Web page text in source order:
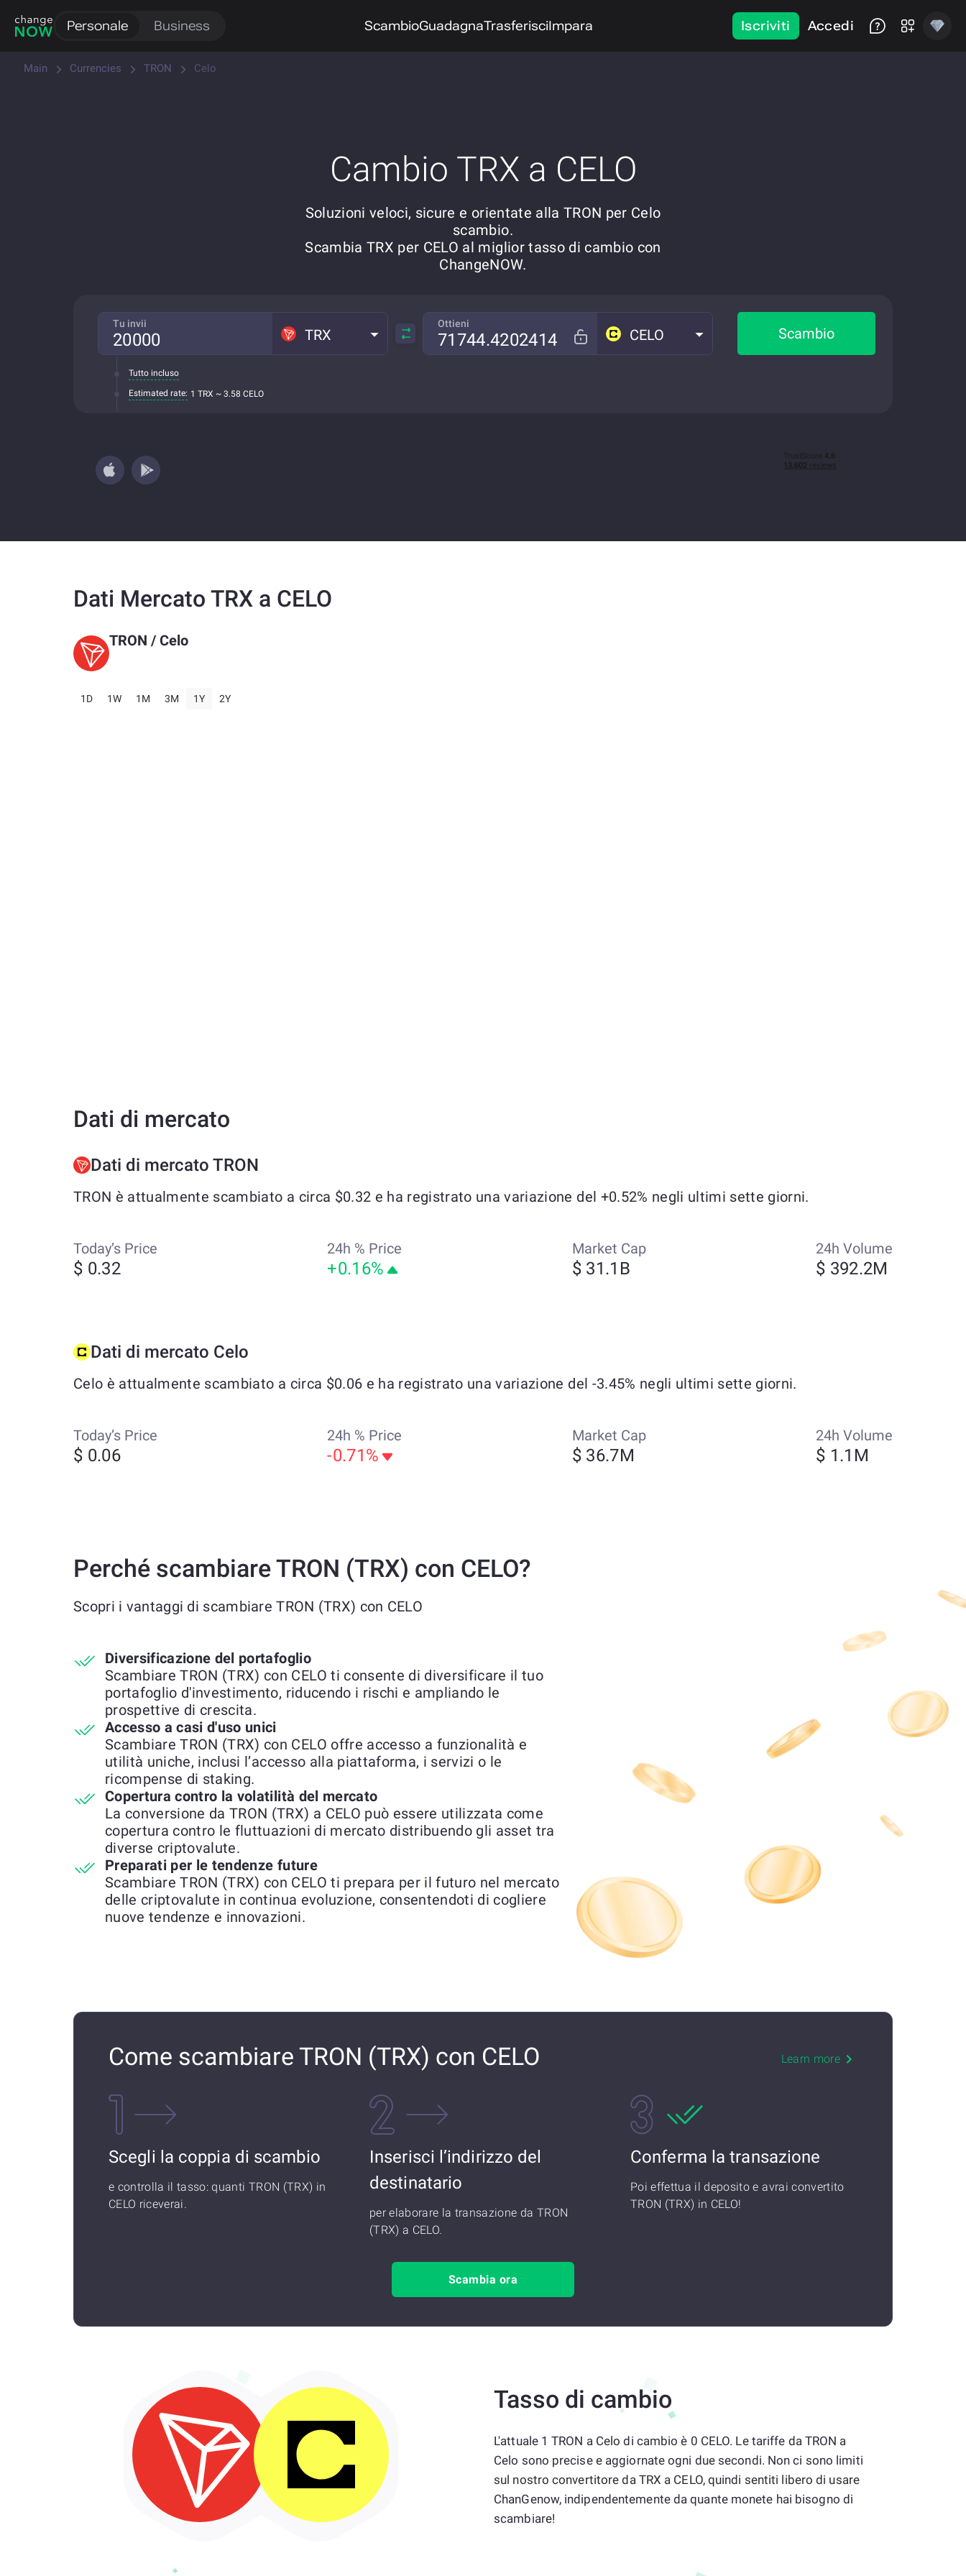
Personale Business ScambioGuadagnaTrasferisciImpara Iscriviti Accedi
Main Currencies TRON Celo
Cambio TRX a CELO
Soluzioni veloci, sicure e orientate alla TRON per Celo
scambio.
Scambia TRX per CELO al miglior tasso di cambio con
ChangeNOW.
Tu invii
TRX
Tutto incluso
Estimated rate: 1 TRX ~ 3.58 CELO
Ottieni
CELO Scambio
Dati Mercato TRX a CELO
TRON / Celo
1D 1W 1M 3M 1Y 2Y
Dati di mercato
Dati di mercato TRON
TRON è attualmente scambiato a circa $0.32 e ha registrato una variazione del +0.52% negli ultimi sette giorni.
Today’s Price
$ 0.32
24h % Price
+0.16%
Market Cap
$ 31.1B
24h Volume
$ 392.2M
Dati di mercato Celo
Celo è attualmente scambiato a circa $0.06 e ha registrato una variazione del -3.45% negli ultimi sette giorni.
Today’s Price
$ 0.06
24h % Price
-0.71%
Market Cap
$ 36.7M
24h Volume
$ 1.1M
Perché scambiare TRON (TRX) con CELO?
Scopri i vantaggi di scambiare TRON (TRX) con CELO
Diversificazione del portafoglio
Scambiare TRON (TRX) con CELO ti consente di diversificare il tuo
portafoglio d'investimento, riducendo i rischi e ampliando le
prospettive di crescita.
Accesso a casi d'uso unici
Scambiare TRON (TRX) con CELO offre accesso a funzionalità e
utilità uniche, inclusi l’accesso alla piattaforma, i servizi o le
ricompense di staking.
Copertura contro la volatilità del mercato
La conversione da TRON (TRX) a CELO può essere utilizzata come
copertura contro le fluttuazioni di mercato distribuendo gli asset tra
diverse criptovalute.
Preparati per le tendenze future
Scambiare TRON (TRX) con CELO ti prepara per il futuro nel mercato
delle criptovalute in continua evoluzione, consentendoti di cogliere
nuove tendenze e innovazioni.
Come scambiare TRON (TRX) con CELO Learn more
Scegli la coppia di scambio
e controlla il tasso: quanti TRON (TRX) in
CELO riceverai.
Inserisci l’indirizzo del
destinatario
per elaborare la transazione da TRON
(TRX) a CELO.
Conferma la transazione
Poi effettua il deposito e avrai convertito
TRON (TRX) in CELO!
Scambia ora
Tasso di cambio
L'attuale 1 TRON a Celo di cambio è 0 CELO. Le tariffe da TRON a
Celo sono precise e aggiornate ogni due secondi. Non ci sono limiti
sul nostro convertitore da TRX a CELO, quindi sentiti libero di usare
ChanGenow, indipendentemente da quante monete hai bisogno di
scambiare!